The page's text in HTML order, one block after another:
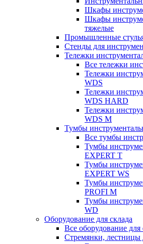
Шкафы
Шкафы
тяжелые
Промышленные
Стенды для
Тележки
Все тележки
Тележки
WDS
Тележки
WDS HARD
Тележки
WDS M
Тумбы
Все тумбы
Тумбы
EXPERT T
Тумбы
EXPERT WS
Тумбы
PROFI M
Тумбы
WD
Оборудование для склада
Все оборудование для
Стремянки, лестницы